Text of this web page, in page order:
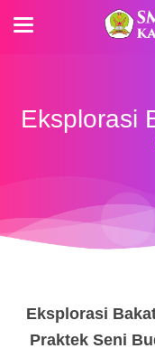
Eksplorasi
Eksplorasi
Praktek Seni